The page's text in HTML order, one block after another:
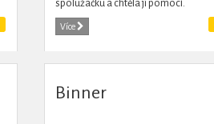
spolužačku a chtěla jí pomoci.
Více
Binner